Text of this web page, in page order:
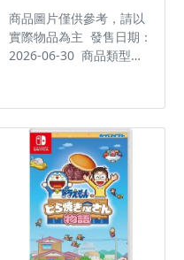
商品圖片僅供參考，請以
實際物品為主 發售日期：
2026-06-30 商品類型：
類型：其他 遊玩人數： 1
人 作品分級：保護級 製
作廠商：Behavior
Interactive 發行廠商：
Ubisoft 代理廠商：誠翼